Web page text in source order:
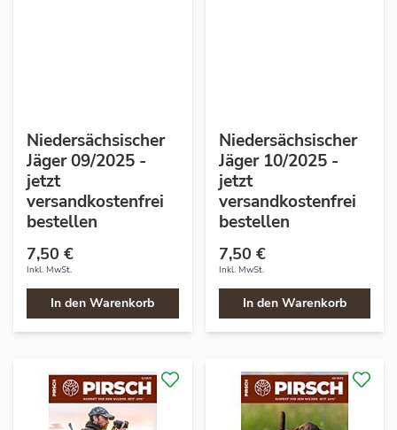
Niedersächsischer
Jäger 09/2025 -
jetzt
versandkostenfrei
bestellen
7,50 €
Inkl. MwSt.
In den Warenkorb
Niedersächsischer
Jäger 10/2025 -
jetzt
versandkostenfrei
bestellen
7,50 €
Inkl. MwSt.
In den Warenkorb